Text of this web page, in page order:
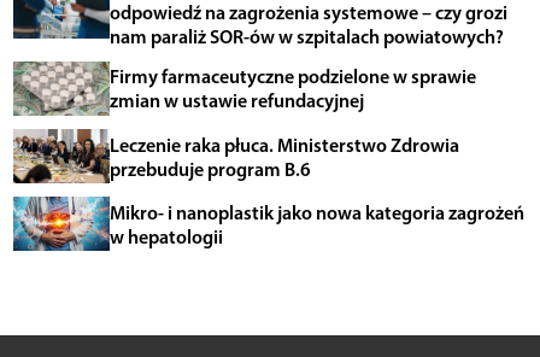
odpowiedź na zagrożenia systemowe – czy grozi
nam paraliż SOR-ów w szpitalach powiatowych?
Firmy farmaceutyczne podzielone w sprawie
zmian w ustawie refundacyjnej
Leczenie raka płuca. Ministerstwo Zdrowia
przebuduje program B.6
Mikro- i nanoplastik jako nowa kategoria zagrożeń
w hepatologii